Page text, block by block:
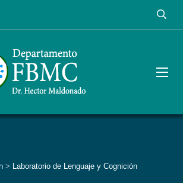
> Laboratorio de Lenguaje y Cognición